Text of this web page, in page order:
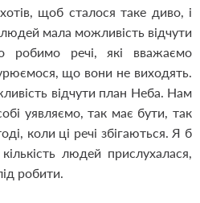
щоб сталося таке диво, і
людей мала можливість відчути
робимо речі, які вважаємо
що вони не виходять.
відчути план Неба. Нам
уявляємо, так має бути, так
коли ці речі збігаються. Я б
людей прислухалася,
робити.